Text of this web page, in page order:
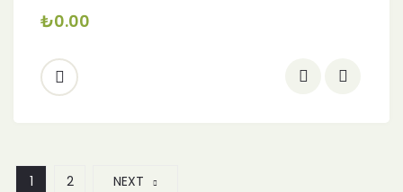
₺0.00
1 2 NEXT